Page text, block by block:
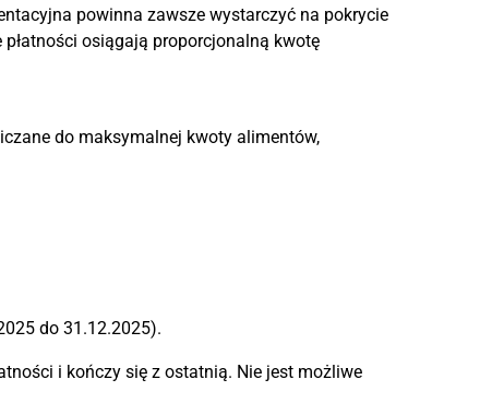
powinna zawsze wystarczyć na pokrycie
osiągają proporcjonalną kwotę
do maksymalnej kwoty alimentów,
do 31.12.2025).
i kończy się z ostatnią. Nie jest możliwe